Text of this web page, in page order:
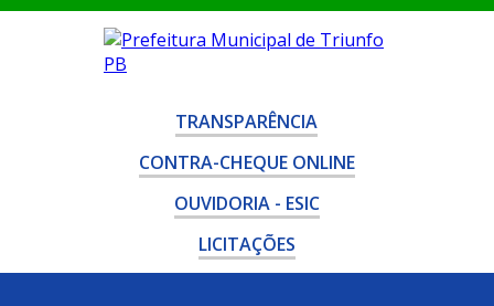
TRANSPARÊNCIA
CONTRA-CHEQUE ONLINE
OUVIDORIA - ESIC
LICITAÇÕES